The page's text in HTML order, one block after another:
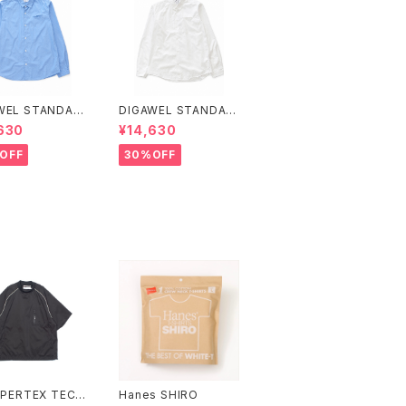
DIGAWEL STANDAR
D SHIRT1
¥14,630
30%OFF
TECH
Hanes SHIRO